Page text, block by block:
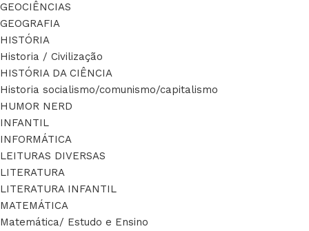
GEOCIÊNCIAS
GEOGRAFIA
HISTÓRIA
Historia / Civilização
HISTÓRIA DA CIÊNCIA
Historia socialismo/comunismo/capitalismo
HUMOR NERD
INFANTIL
INFORMÁTICA
LEITURAS DIVERSAS
LITERATURA
LITERATURA INFANTIL
MATEMÁTICA
Matemática/ Estudo e Ensino